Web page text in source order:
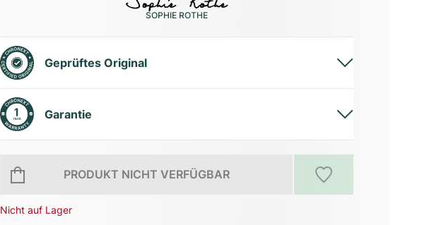
SOPHIE ROTHE
Geprüftes Original
Garantie
PRODUKT NICHT VERFÜGBAR
Nicht auf Lager